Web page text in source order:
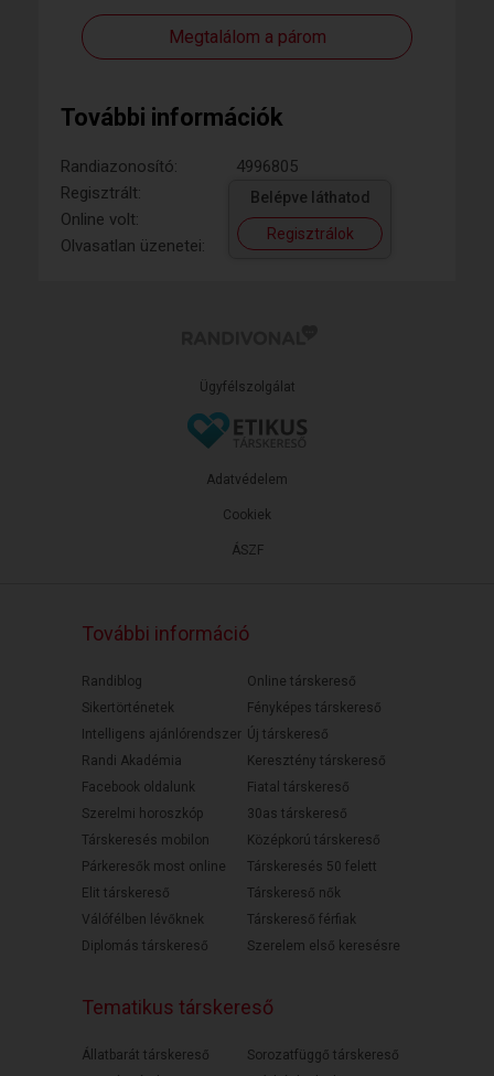
Megtalálom a párom
További információk
Randiazonosító:
4996805
Regisztrált:
Online volt:
Olvasatlan üzenetei:
Belépve láthatod
Regisztrálok
Ügyfélszolgálat
ÁSZF
Adatvédelem
Cookiek
További információ
Randiblog
Sikertörténetek
Intelligens ajánlórendszer
Randi Akadémia
Facebook oldalunk
Szerelmi horoszkóp
Társkeresés mobilon
Párkeresők most online
Elit társkereső
Válófélben lévőknek
Diplomás társkereső
Online társkereső
Fényképes társkereső
Új társkereső
Keresztény társkereső
Fiatal társkereső
30as társkereső
Középkorú társkereső
Társkeresés 50 felett
Társkereső nők
Társkereső férfiak
Szerelem első keresésre
Tematikus társkereső
Állatbarát társkereső
Sorozatfüggő társkereső